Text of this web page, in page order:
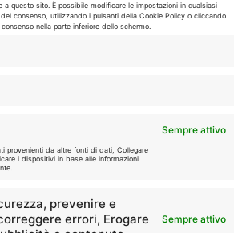
a questo sito. È possibile modificare le impostazioni in qualsiasi
consenso, utilizzando i pulsanti della Cookie Policy o cliccando
nella parte inferiore dello schermo.
Sempre attivo
provenienti da altre fonti di dati, Collegare
i dispositivi in base alle informazioni
prevenire e
errori, Erogare
Sempre attivo
variazioni: verifica sempre le condizioni
Amazon ed eBay, Tariffando riceve un